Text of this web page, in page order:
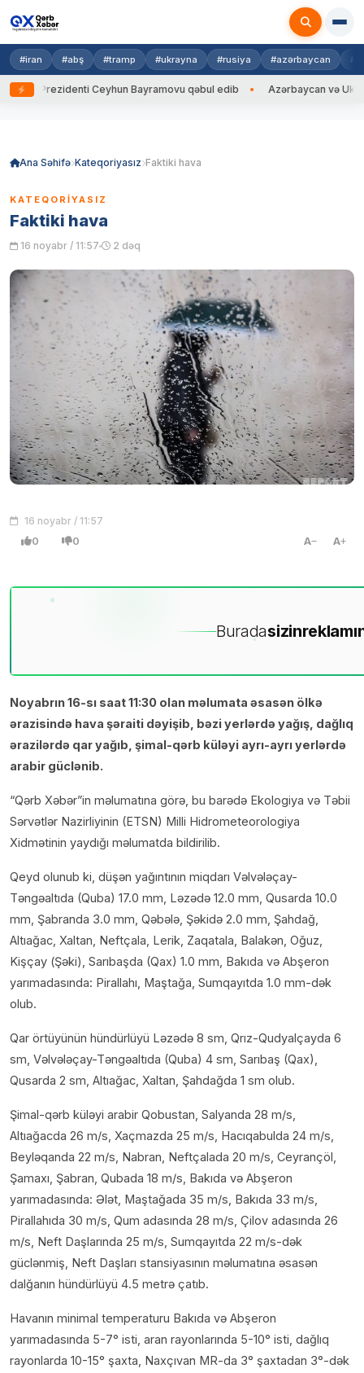
#iran #abş #tramp #ukrayna #rusiya #azərbaycan
Prezidenti Ceyhun Bayramovu qəbul edib Azərbaycan və Ukrayna
Ana Səhifə Kateqoriyasız Faktiki hava
KATEQORIYASIZ
Faktiki hava
16 noyabr / 11:57 2 dəq
16 noyabr / 11:57
0 0 A A
Buradasizin
Noyabrın 16-sı saat 11:30 olan məlumata əsasən ölkə
ərazisində hava şəraiti dəyişib, bəzi yerlərdə yağış, dağlıq
ərazilərdə qar yağıb, şimal-qərb küləyi ayrı-ayrı yerlərdə
arabir güclənib.
“Qərb Xəbər”in məlumatına görə, bu barədə Ekologiya və Təbii
Sərvətlər Nazirliyinin (ETSN) Milli Hidrometeorologiya
Xidmətinin yaydığı məlumatda bildirilib.
Qeyd olunub ki, düşən yağıntının miqdarı Vəlvələçay-
Təngəaltıda (Quba) 17.0 mm, Ləzədə 12.0 mm, Qusarda 10.0
mm, Şabranda 3.0 mm, Qəbələ, Şəkidə 2.0 mm, Şahdağ,
Altıağac, Xaltan, Neftçala, Lerik, Zaqatala, Balakən, Oğuz,
Kişçay (Şəki), Sarıbaşda (Qax) 1.0 mm, Bakıda və Abşeron
yarımadasında: Pirallahı, Maştağa, Sumqayıtda 1.0 mm-dək
olub.
Qar örtüyünün hündürlüyü Ləzədə 8 sm, Qrız-Qudyalçayda 6
sm, Vəlvələçay-Təngəaltıda (Quba) 4 sm, Sarıbaş (Qax),
Qusarda 2 sm, Altıağac, Xaltan, Şahdağda 1 sm olub.
Şimal-qərb küləyi arabir Qobustan, Salyanda 28 m/s,
Altıağacda 26 m/s, Xaçmazda 25 m/s, Hacıqabulda 24 m/s,
Beyləqanda 22 m/s, Nabran, Neftçalada 20 m/s, Ceyrançöl,
Şamaxı, Şabran, Qubada 18 m/s, Bakıda və Abşeron
yarımadasında: Ələt, Maştağada 35 m/s, Bakıda 33 m/s,
Pirallahıda 30 m/s, Qum adasında 28 m/s, Çilov adasında 26
m/s, Neft Daşlarında 25 m/s, Sumqayıtda 22 m/s-dək
güclənmiş, Neft Daşları stansiyasının məlumatına əsasən
dalğanın hündürlüyü 4.5 metrə çatıb.
Havanın minimal temperaturu Bakıda və Abşeron
yarımadasında 5-7° isti, aran rayonlarında 5-10° isti, dağlıq
rayonlarda 10-15° şaxta, Naxçıvan MR-da 3° şaxtadan 3°-dək